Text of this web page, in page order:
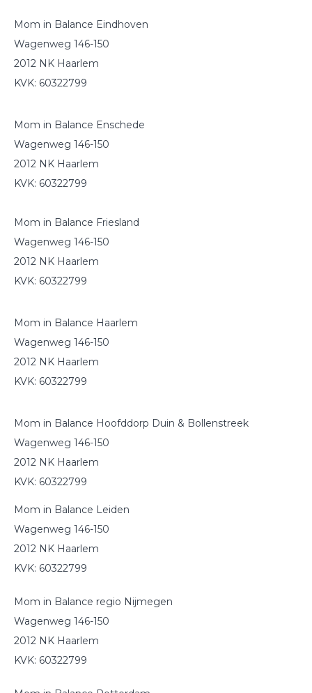
Mom in Balance Eindhoven
Wagenweg 146-150
2012 NK Haarlem
KVK: 60322799
Mom in Balance Enschede
Wagenweg 146-150
2012 NK Haarlem
KVK: 60322799
Mom in Balance Friesland
Wagenweg 146-150
2012 NK Haarlem
KVK: 60322799
Mom in Balance Haarlem
Wagenweg 146-150
2012 NK Haarlem
KVK: 60322799
Mom in Balance Hoofddorp Duin & Bollenstreek
Wagenweg 146-150
2012 NK Haarlem
KVK: 60322799
Mom in Balance Leiden
Wagenweg 146-150
2012 NK Haarlem
KVK: 60322799
Mom in Balance regio Nijmegen
Wagenweg 146-150
2012 NK Haarlem
KVK: 60322799